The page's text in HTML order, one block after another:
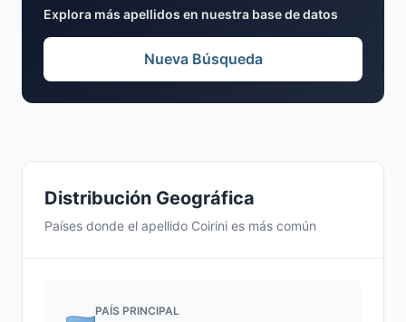
Distribución Geográfica
Países donde el apellido Coirini es más común
PAÍS PRINCIPAL
Explora más apellidos en nuestra base de datos
Nueva Búsqueda